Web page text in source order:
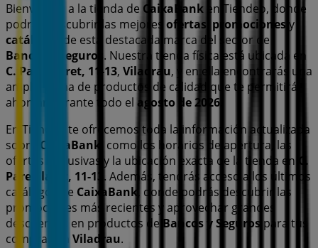
Bienvenido a la tienda de CaixaBank en Tiendeo, donde
podrás descubrir las mejores ofertas promociones y
catálogos
de esta destacada marca del sector de
Bancos y Seguros . Nuestra tienda física está ubicada en
C. Pare Claret, 11-13, Viladrau, y en ella encontrarás una
amplia gama de productos de calidad que te permitirán
ahorrar durante todo el agosto de 2026
En Tiendeo te ofrecemos toda la información actualizada
sobre CaixaBank , como los horarios de apertura, las
ofertas exclusivas y la ubicación exacta de la tienda en C.
Pare Claret, 11-13 . Además, tendrás acceso a los últimos
catálogos de CaixaBank , donde podrás descubrir las
promociones más recientes y aprovechar grandes
descuentos en productos de Bancos y Seguros para tus
compras en Viladrau.